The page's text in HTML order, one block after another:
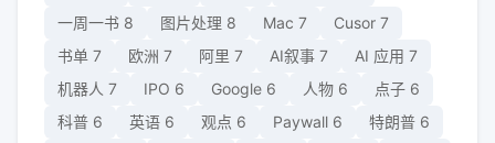
一周一书 8 图片处理 8 Mac 7 Cusor 7
书单 7 欧洲 7 阿里 7 AI叙事 7 AI 应用 7
机器人 7 IPO 6 Google 6 人物 6 点子 6
科普 6 英语 6 观点 6 Paywall 6 特朗普 6